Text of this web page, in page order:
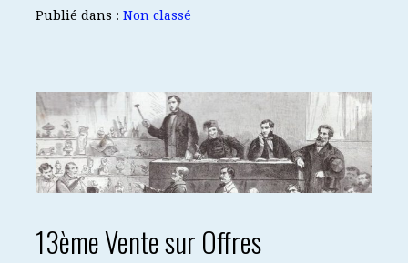
Publié dans : Non classé
13ème Vente sur Offres